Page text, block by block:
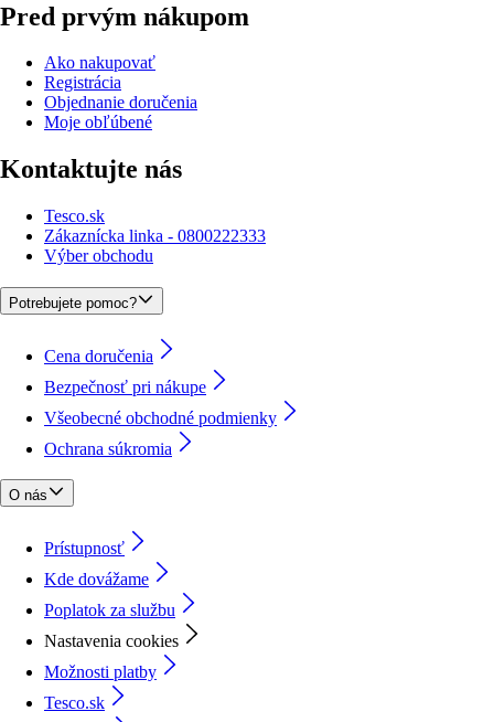
Pred prvým nákupom
Ako nakupovať
Registrácia
Objednanie doručenia
Moje obľúbené
Kontaktujte nás
Tesco.sk
Zákaznícka linka - 0800222333
Výber obchodu
Potrebujete pomoc?
Cena doručenia
Bezpečnosť pri nákupe
Všeobecné obchodné podmienky
Ochrana súkromia
O nás
Prístupnosť
Kde dovážame
Poplatok za službu
Nastavenia cookies
Možnosti platby
Tesco.sk